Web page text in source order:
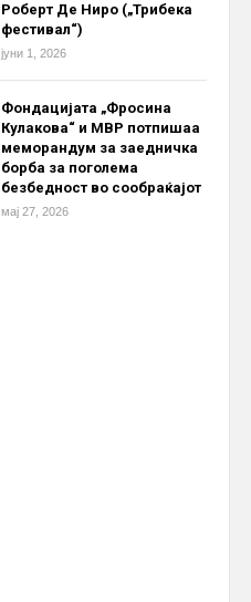
Роберт Де Ниро („Трибека
фестивал“)
јуни 1, 2026
Фондацијата „Фросина
Кулакова“ и МВР потпишаа
меморандум за заедничка
борба за поголема
безбедност во сообраќајот
мај 27, 2026